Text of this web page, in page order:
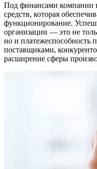
Под финансами компании
средств, которая
функционирование.
организации — это не
но и платежеспособность
поставщиками,
расширение сферы